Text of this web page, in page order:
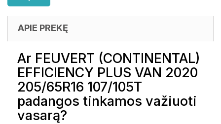
APIE PREKĘ
Ar FEUVERT (CONTINENTAL)
EFFICIENCY PLUS VAN 2020
205/65R16 107/105T
padangos tinkamos važiuoti
vasarą?